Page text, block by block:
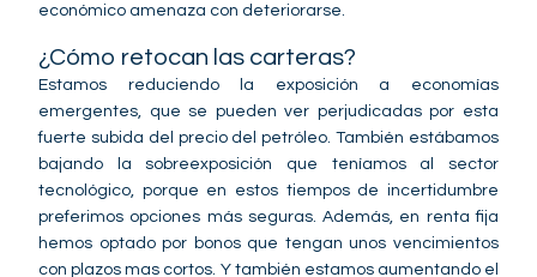
económico amenaza con deteriorarse.
¿Cómo retocan las carteras?
Estamos reduciendo la exposición a economías
emergentes, que se pueden ver perjudicadas por esta
fuerte subida del precio del petróleo. También estábamos
bajando la sobreexposición que teníamos al sector
tecnológico, porque en estos tiempos de incertidumbre
preferimos opciones más seguras. Además, en renta fija
hemos optado por bonos que tengan unos vencimientos
con plazos mas cortos. Y también estamos aumentando el